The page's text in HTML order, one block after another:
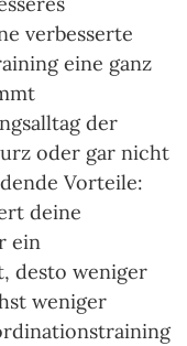
verbesserte
eine ganz
der
oder gar nicht
Vorteile:
deine
ein
desto weniger
weniger